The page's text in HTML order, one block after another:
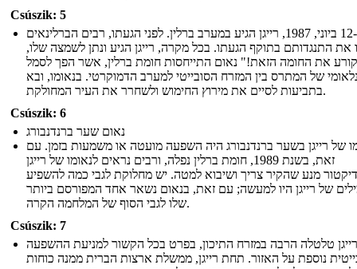
Csúszik: 5
ב -12 ביוני, 1987, רייגן הגיע במערב ברלין. לפני הגעתו, רבים הברלינאים
את התנגדותם בתוקף הגעתו. בכל מקרה, רייגן הגיע ונתן לשמצה שלו,
את החומה הזאת!" נאום התייחסות חומת ברלין, אשר הפך לסמל
של המתרס בין המזרח הסובייטי למערב הדמוקרטי. בנאומו, ובא
בתביעות לסיים את מירוץ החימוש ולשחרר את העיר המחולקת.
Csúszik: 6
נאום שער ברנדנבורג
של רייגן בשער ברנדנבורג היה השפעה מועטה או משמעות בזמן. עם
זאת, בשנת 1989, חומת ברלין נפלה, ורבים נראים לנאומו של רייגן
מנע שהקיר צריך ושיבוא למטה. יש מחלוקת לגבי כמה להשפיע
של רייגן היו למעשה; עם זאת, בנאום נשאר אחד המפורסם ביותר
שלו לגבי הסוף של המלחמה הקרה.
Csúszik: 7
רייגן טלטלה הרבה במזרח התיכון, בפרט בכל הקשור למניעת ההשפעה
נוספת על האזור. תחת רייגן, ממשלת ארצות הברית ממנה כוחות